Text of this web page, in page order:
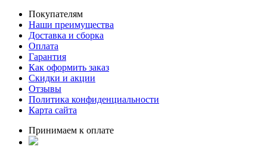
Покупателям
Наши преимущества
Доставка и сборка
Оплата
Гарантия
Как оформить заказ
Скидки и акции
Отзывы
Политика конфиденциальности
Карта сайта
Принимаем к оплате